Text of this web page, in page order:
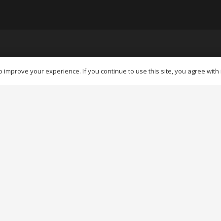
improve your experience. If you continue to use this site, you agree